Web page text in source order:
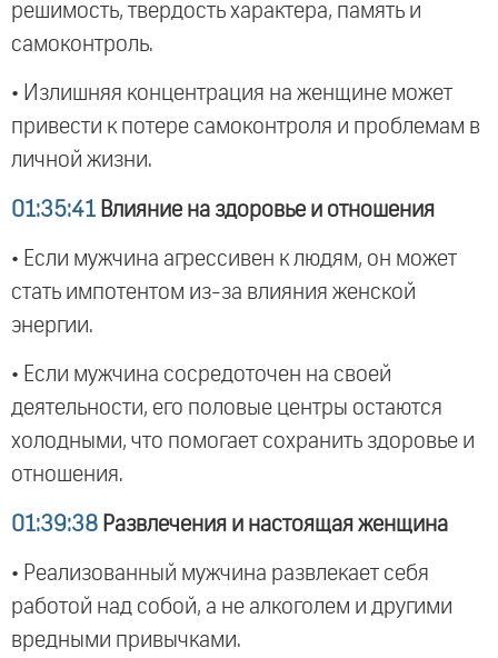
решимость, твердость характера, память и
самоконтроль.
• Излишняя концентрация на женщине может
привести к потере самоконтроля и проблемам в
личной жизни.
01:35:41 Влияние на здоровье и отношения
• Если мужчина агрессивен к людям, он может
стать импотентом из-за влияния женской
энергии.
• Если мужчина сосредоточен на своей
деятельности, его половые центры остаются
холодными, что помогает сохранить здоровье и
отношения.
01:39:38 Развлечения и настоящая женщина
• Реализованный мужчина развлекает себя
работой над собой, а не алкоголем и другими
вредными привычками.